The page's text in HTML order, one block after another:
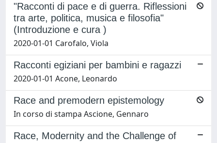
"Racconti di pace e di guerra. Riflessioni
tra arte, politica, musica e filosofia"
(Introduzione e cura )
2020-01-01 Carofalo, Viola
Racconti egiziani per bambini e ragazzi
2020-01-01 Acone, Leonardo
Race and premodern epistemology
In corso di stampa Ascione, Gennaro
Race, Modernity and the Challenge of